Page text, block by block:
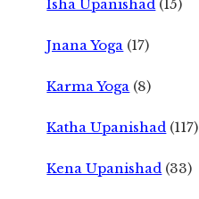
Isha Upanishad (15)
Jnana Yoga (17)
Karma Yoga (8)
Katha Upanishad (117)
Kena Upanishad (33)